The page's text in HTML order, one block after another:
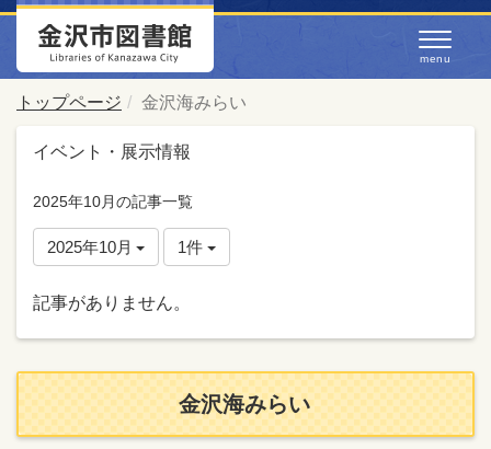
トップページ 金沢海みらい
イベント・展示情報
2025年10月の記事一覧
2025年10月 1件
記事がありません。
金沢海みらい